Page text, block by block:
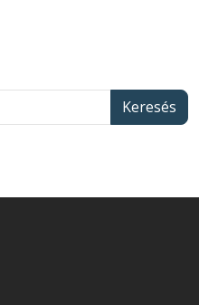
Keresés